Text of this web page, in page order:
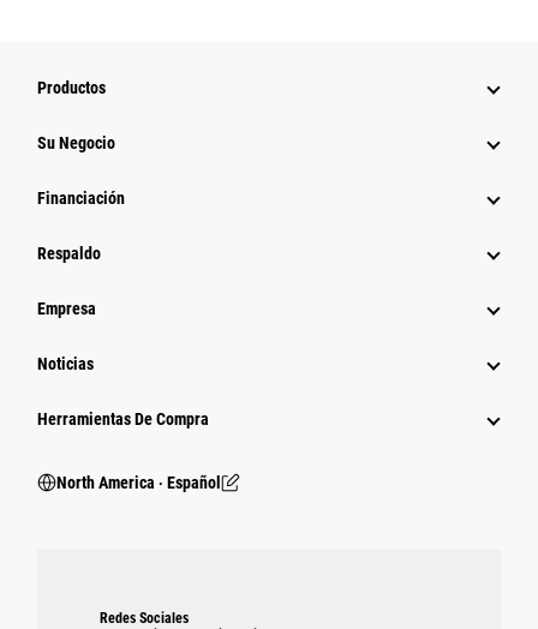
Productos
Su Negocio
Financiación
Respaldo
Empresa
Noticias
Herramientas De Compra
North America ‧ Español
Redes Sociales